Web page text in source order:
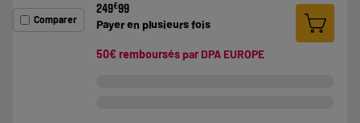
Comparer
249€99
Payer en plusieurs fois
50€ remboursés par DPA EUROPE